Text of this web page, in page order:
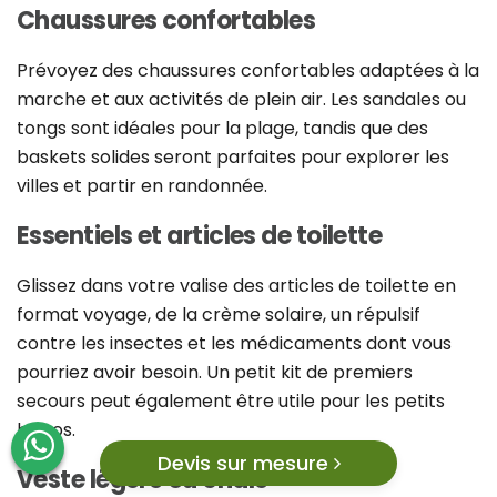
Chaussures confortables
Prévoyez des chaussures confortables adaptées à la
marche et aux activités de plein air. Les sandales ou
tongs sont idéales pour la plage, tandis que des
baskets solides seront parfaites pour explorer les
villes et partir en randonnée.
Essentiels et articles de toilette
Glissez dans votre valise des articles de toilette en
format voyage, de la crème solaire, un répulsif
contre les insectes et les médicaments dont vous
pourriez avoir besoin. Un petit kit de premiers
secours peut également être utile pour les petits
bobos.
Veste légère ou châle
Devis sur mesure